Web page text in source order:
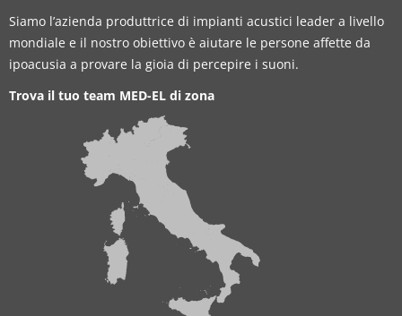
Siamo l’azienda produttrice di impianti acustici leader a livello
mondiale e il nostro obiettivo è aiutare le persone affette da
ipoacusia a provare la gioia di percepire i suoni.
Trova il tuo team MED-EL di zona